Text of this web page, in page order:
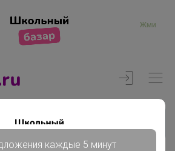
Жми
каждые 5 минут